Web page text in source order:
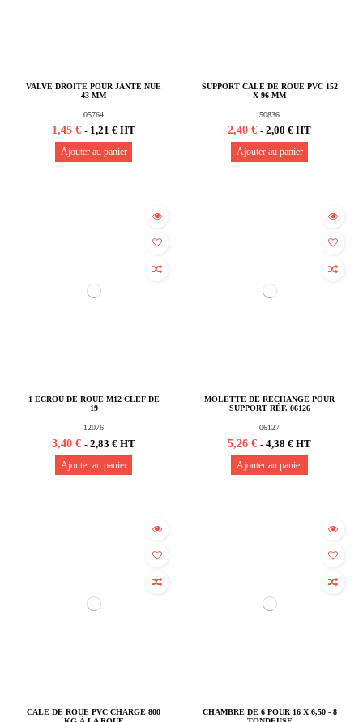
VALVE DROITE POUR JANTE NUE
43 MM
05764
1,45 € - 1,21 € HT
Ajouter au panier
SUPPORT CALE DE ROUE PVC 152
X 96 MM
50836
2,40 € - 2,00 € HT
Ajouter au panier
1 ECROU DE ROUE M12 CLEF DE
19
12076
3,40 € - 2,83 € HT
Ajouter au panier
MOLETTE DE RECHANGE POUR
SUPPORT RÉF. 06126
06127
5,26 € - 4,38 € HT
Ajouter au panier
CALE DE ROUE PVC CHARGE 800
CHAMBRE DE 6 POUR 16 X 6,50 - 8